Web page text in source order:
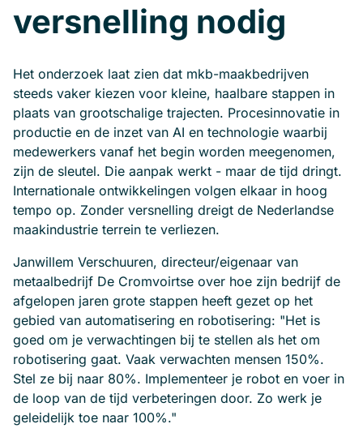
versnelling nodig
Het onderzoek laat zien dat mkb-maakbedrijven
steeds vaker kiezen voor kleine, haalbare stappen in
plaats van grootschalige trajecten. Procesinnovatie in
productie en de inzet van AI en technologie waarbij
medewerkers vanaf het begin worden meegenomen,
zijn de sleutel. Die aanpak werkt - maar de tijd dringt.
Internationale ontwikkelingen volgen elkaar in hoog
tempo op. Zonder versnelling dreigt de Nederlandse
maakindustrie terrein te verliezen.
Janwillem Verschuuren, directeur/eigenaar van
metaalbedrijf De Cromvoirtse over hoe zijn bedrijf de
afgelopen jaren grote stappen heeft gezet op het
gebied van automatisering en robotisering: "Het is
goed om je verwachtingen bij te stellen als het om
robotisering gaat. Vaak verwachten mensen 150%.
Stel ze bij naar 80%. Implementeer je robot en voer in
de loop van de tijd verbeteringen door. Zo werk je
geleidelijk toe naar 100%."